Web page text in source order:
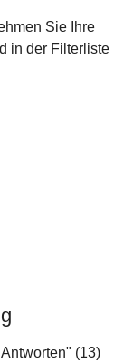
Sie Ihre
in der Filterliste
(13)